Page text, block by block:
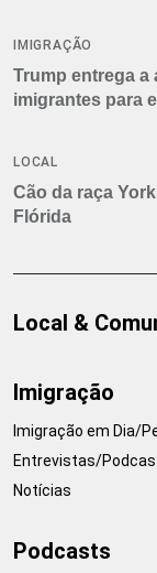
IMIGRAÇÃO
Trump entrega
imigrantes para
LOCAL
Cão da raça
Flórida
Local &
Imigração
Imigração em Dia/
Entrevistas/
Notícias
Podcasts